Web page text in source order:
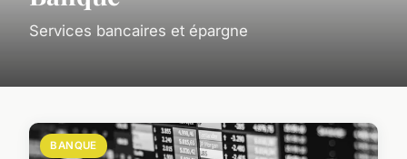
Services bancaires et épargne
BANQUE